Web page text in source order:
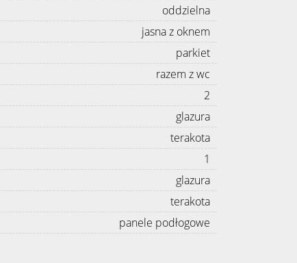
oddzielna
jasna z oknem
parkiet
razem z wc
2
glazura
terakota
1
glazura
terakota
panele podłogowe